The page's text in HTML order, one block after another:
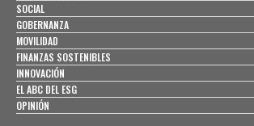
SOCIAL
GOBERNANZA
MOVILIDAD
FINANZAS SOSTENIBLES
INNOVACIÓN
EL ABC DEL ESG
OPINIÓN